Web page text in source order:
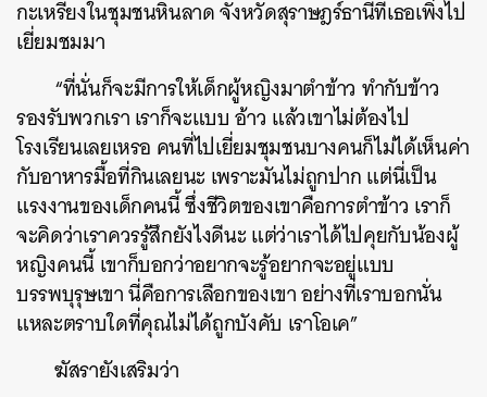
กะเหรี่ยงในชุมชนหินลาด จังหวัดสุราษฎร์ธานีที่เธอเพิ่งไป
เยี่ยมชมมา
“ที่นั่นก็จะมีการให้เด็กผู้หญิงมาตำข้าว ทำกับข้าว
รองรับพวกเรา เราก็จะแบบ อ้าว แล้วเขาไม่ต้องไป
โรงเรียนเลยเหรอ คนที่ไปเยี่ยมชุมชนบางคนก็ไม่ได้เห็นค่า
กับอาหารมื้อที่กินเลยนะ เพราะมันไม่ถูกปาก แต่นี่เป็น
แรงงานของเด็กคนนี้ ซึ่งชีวิตของเขาคือการตำข้าว เราก็
จะคิดว่าเราควรรู้สึกยังไงดีนะ แต่ว่าเราได้ไปคุยกับน้องผู้
หญิงคนนี้ เขาก็บอกว่าอยากจะรู้อยากจะอยู่แบบ
บรรพบุรุษเขา นี่คือการเลือกของเขา อย่างที่เราบอกนั่น
แหละตราบใดที่คุณไม่ได้ถูกบังคับ เราโอเค”
ฆัสรายังเสริมว่า